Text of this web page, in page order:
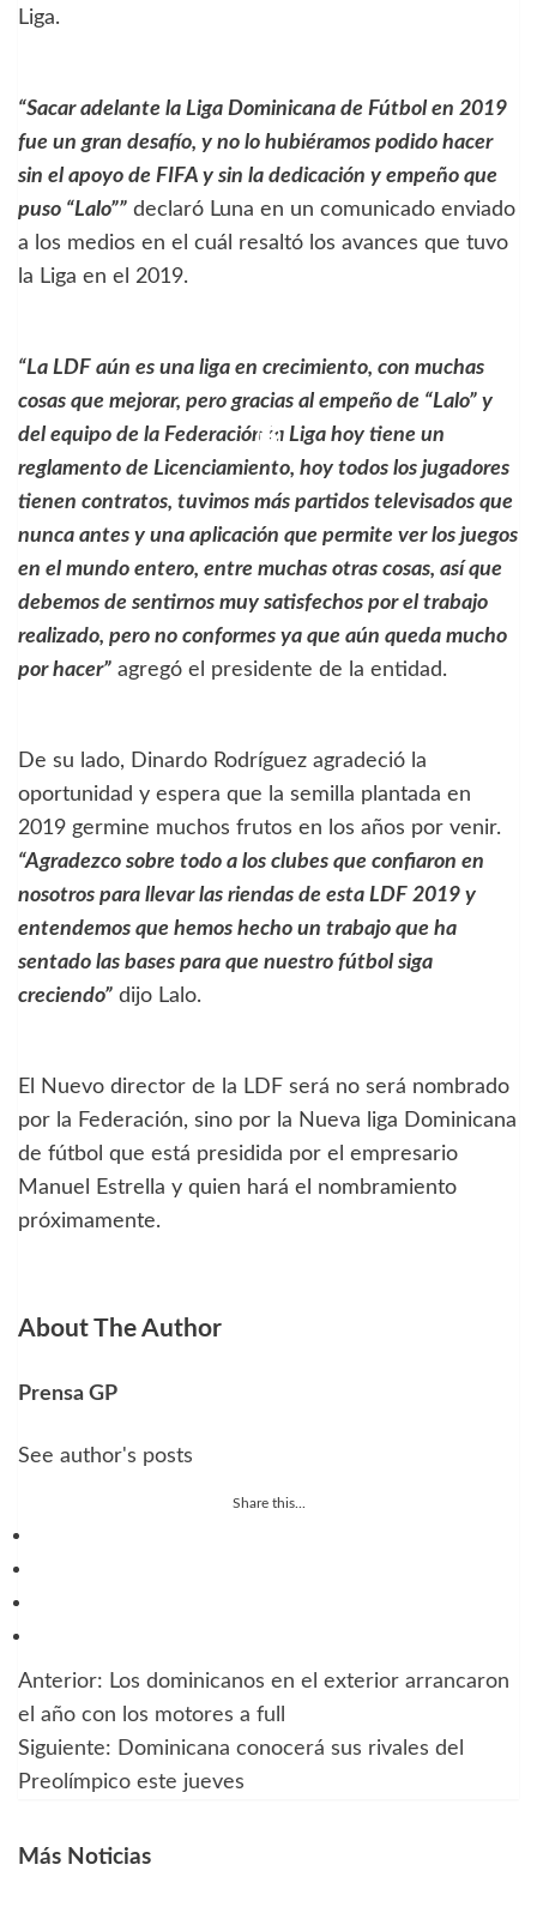
Liga.
“Sacar adelante la Liga Dominicana de Fútbol en 2019
fue un gran desafío, y no lo hubiéramos podido hacer
sin el apoyo de FIFA y sin la dedicación y empeño que
puso “Lalo”” declaró Luna en un comunicado enviado
a los medios en el cuál resaltó los avances que tuvo
la Liga en el 2019.
“La LDF aún es una liga en crecimiento, con muchas
cosas que mejorar, pero gracias al empeño de “Lalo” y
del equipo de la Federación la Liga hoy tiene un
reglamento de Licenciamiento, hoy todos los jugadores
tienen contratos, tuvimos más partidos televisados que
nunca antes y una aplicación que permite ver los juegos
en el mundo entero, entre muchas otras cosas, así que
debemos de sentirnos muy satisfechos por el trabajo
realizado, pero no conformes ya que aún queda mucho
por hacer” agregó el presidente de la entidad.
De su lado, Dinardo Rodríguez agradeció la
oportunidad y espera que la semilla plantada en
2019 germine muchos frutos en los años por venir.
“Agradezco sobre todo a los clubes que confiaron en
nosotros para llevar las riendas de esta LDF 2019 y
entendemos que hemos hecho un trabajo que ha
sentado las bases para que nuestro fútbol siga
creciendo” dijo Lalo.
El Nuevo director de la LDF será no será nombrado
por la Federación, sino por la Nueva liga Dominicana
de fútbol que está presidida por el empresario
Manuel Estrella y quien hará el nombramiento
próximamente.
About The Author
Prensa GP
See author's posts
Share this...
Navegación
de
entradas
Anterior: Los dominicanos en el exterior arrancaron
el año con los motores a full
Siguiente: Dominicana conocerá sus rivales del
Preolímpico este jueves
Más Noticias